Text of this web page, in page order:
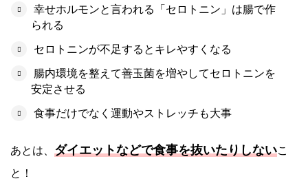
幸せホルモンと言われる「セロトニン」は腸で作
られる
セロトニンが不足するとキレやすくなる
腸内環境を整えて善玉菌を増やしてセロトニンを
安定させる
食事だけでなく運動やストレッチも大事
あとは、 ダイエットなどで食事を抜いたりしないこ
と！